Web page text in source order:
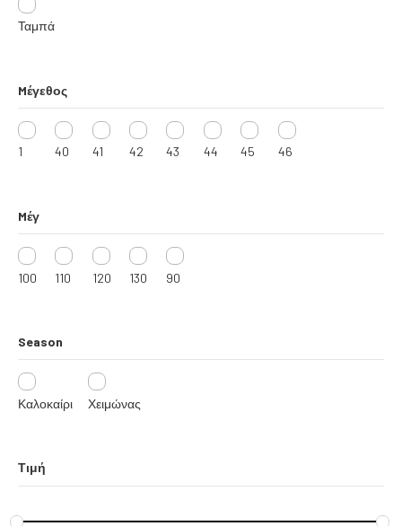
Ταμπά
Mέγεθος
1 40 41 42 43 44 45 46
Mέγ
100 110 120 130 90
Season
Καλοκαίρι Χειμώνας
Τιμή